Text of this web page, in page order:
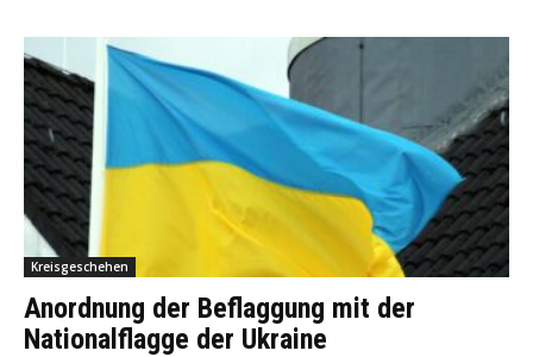
Kreisgeschehen
Anordnung der Beflaggung mit der
Nationalflagge der Ukraine